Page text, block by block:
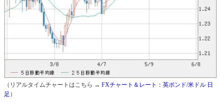
（リアルタイムチャートはこちら → FXチャート＆レート：英ポンド/米ドル 日
足 ）